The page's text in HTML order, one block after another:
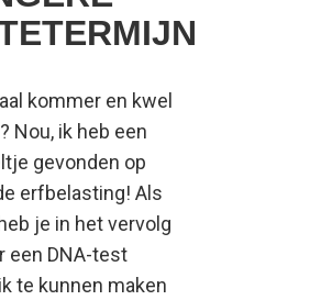
kommer en kwel
Nou, ik heb een
gevonden op
erfbelasting! Als
je in het vervolg
een DNA-test
te kunnen maken